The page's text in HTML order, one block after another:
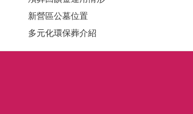
新營區公墓位置
多元化環保葬介紹